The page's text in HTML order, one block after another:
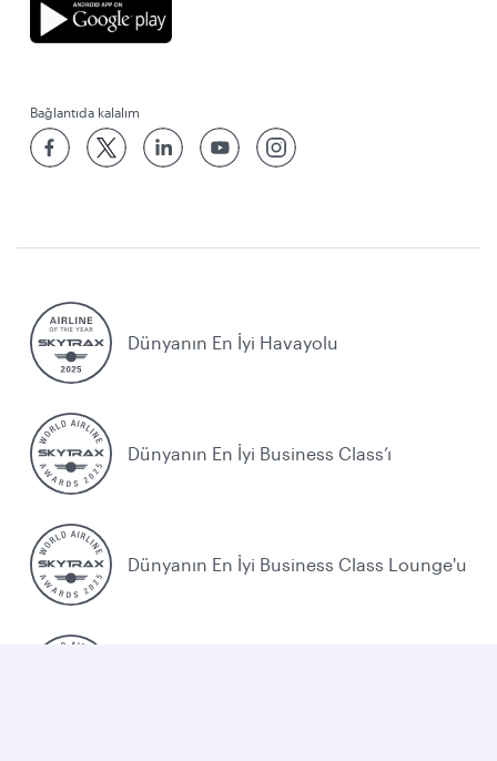
Bağlantıda kalalım
Dünyanın En İyi Havayolu
Dünyanın En İyi Business Class’ı
Dünyanın En İyi Business Class Lounge'u